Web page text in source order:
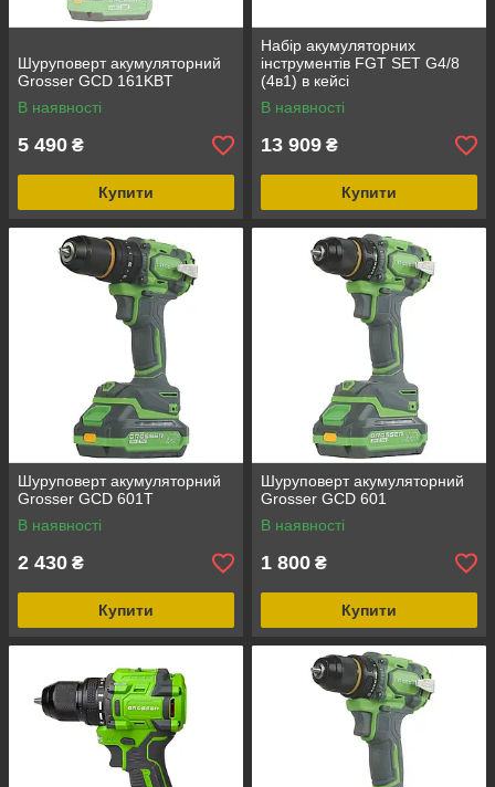
Шуруповерт акумуляторний
Grosser GCD 161KBT
В наявності
5 490 ₴
Купити
Набір акумуляторних
інструментів FGT SET G4/8
(4в1) в кейсі
В наявності
13 909 ₴
Купити
Шуруповерт акумуляторний
Grosser GCD 601Т
В наявності
2 430 ₴
Купити
Шуруповерт акумуляторний
Grosser GCD 601
В наявності
1 800 ₴
Купити